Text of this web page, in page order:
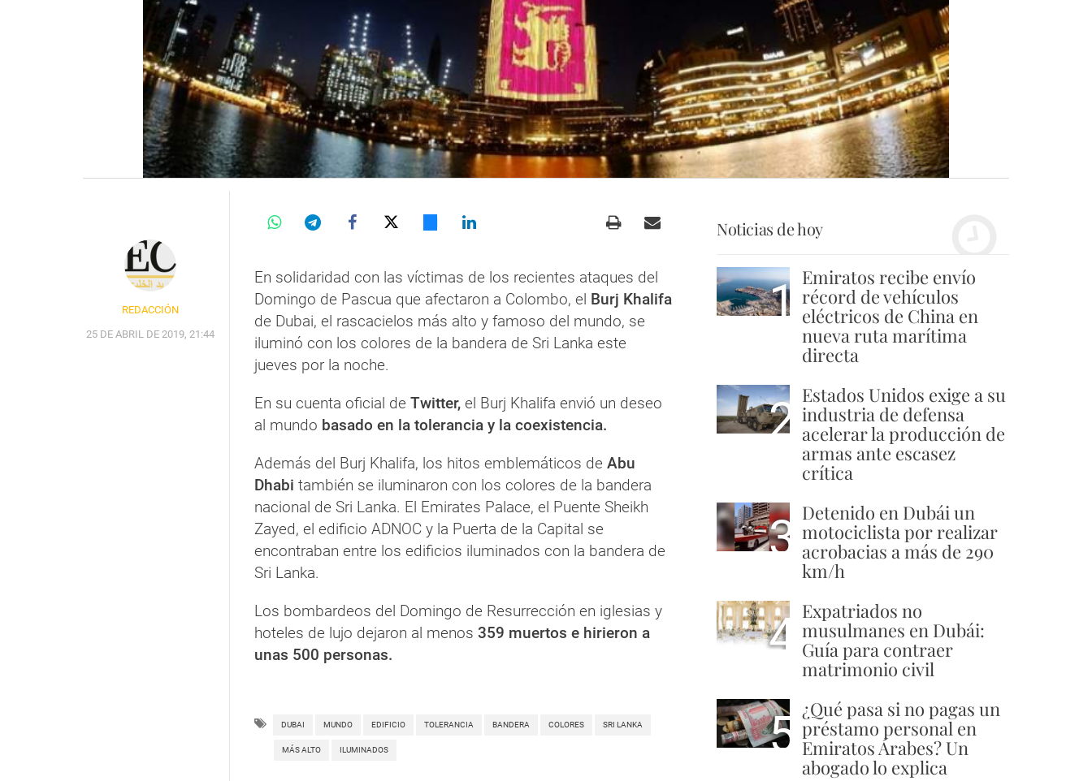
REDACCIÓN
25 DE ABRIL DE 2019, 21:44
En solidaridad con las víctimas de los recientes ataques del
Domingo de Pascua que afectaron a Colombo, el Burj Khalifa
de Dubai, el rascacielos más alto y famoso del mundo, se
iluminó con los colores de la bandera de Sri Lanka este
jueves por la noche.
En su cuenta oficial de Twitter, el Burj Khalifa envió un deseo
al mundo basado en la tolerancia y la coexistencia.
Además del Burj Khalifa, los hitos emblemáticos de Abu
Dhabi también se iluminaron con los colores de la bandera
nacional de Sri Lanka. El Emirates Palace, el Puente Sheikh
Zayed, el edificio ADNOC y la Puerta de la Capital se
encontraban entre los edificios iluminados con la bandera de
Sri Lanka.
Los bombardeos del Domingo de Resurrección en iglesias y
hoteles de lujo dejaron al menos 359 muertos e hirieron a
unas 500 personas.
DUBAI MUNDO EDIFICIO TOLERANCIA BANDERA COLORES SRI LANKA
MÁS ALTO ILUMINADOS
Noticias de hoy
1 Emiratos recibe envío
récord de vehículos
eléctricos de China en
nueva ruta marítima
directa
2 Estados Unidos exige a su
industria de defensa
acelerar la producción de
armas ante escasez
crítica
3 Detenido en Dubái un
motociclista por realizar
acrobacias a más de 290
km/h
4 Expatriados no
musulmanes en Dubái:
Guía para contraer
matrimonio civil
5 ¿Qué pasa si no pagas un
préstamo personal en
Emiratos Árabes? Un
abogado lo explica